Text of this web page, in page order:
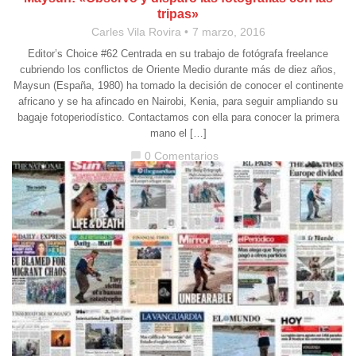
tripas»
Carles Vila Rovira 7 marzo, 2016
Editor’s Choice #62 Centrada en su trabajo de fotógrafa freelance
cubriendo los conflictos de Oriente Medio durante más de diez años,
Maysun (España, 1980) ha tomado la decisión de conocer el continente
africano y se ha afincado en Nairobi, Kenia, para seguir ampliando su
bagaje fotoperiodístico. Contactamos con ella para conocer la primera
mano el […]
chat_bubble 0 Comentarios